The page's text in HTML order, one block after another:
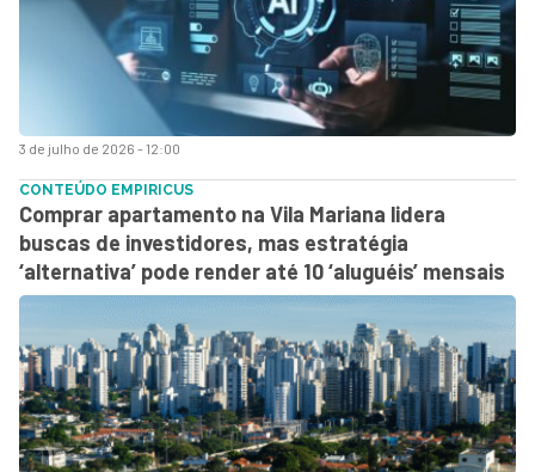
3 de julho de 2026 - 12:00
CONTEÚDO EMPIRICUS
Comprar apartamento na Vila Mariana lidera
buscas de investidores, mas estratégia
‘alternativa’ pode render até 10 ‘aluguéis’ mensais